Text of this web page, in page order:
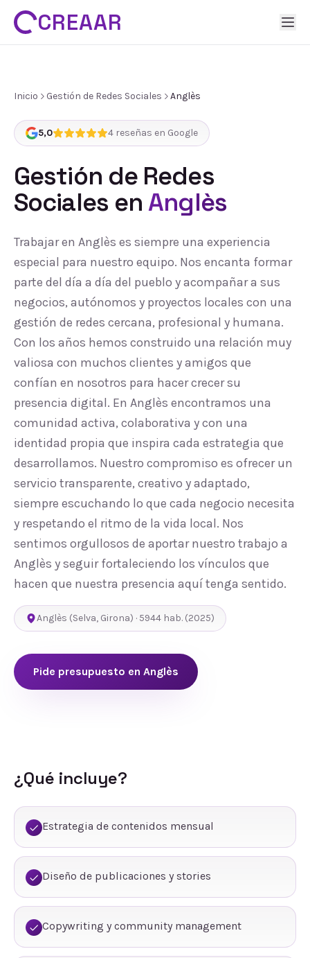
CREAAR
Inicio Gestión de Redes Sociales Anglès
5,0 4 reseñas en Google
Gestión de Redes
Sociales enAnglès
Trabajar en Anglès es siempre una experiencia
especial para nuestro equipo. Nos encanta formar
parte del día a día del pueblo y acompañar a sus
negocios, autónomos y proyectos locales con una
gestión de redes cercana, profesional y humana.
Con los años hemos construido una relación muy
valiosa con muchos clientes y amigos que
confían en nosotros para hacer crecer su
presencia digital. En Anglès encontramos una
comunidad activa, colaborativa y con una
identidad propia que inspira cada estrategia que
desarrollamos. Nuestro compromiso es ofrecer un
servicio transparente, creativo y adaptado,
siempre escuchando lo que cada negocio necesita
y respetando el ritmo de la vida local. Nos
sentimos orgullosos de aportar nuestro trabajo a
Anglès y seguir fortaleciendo los vínculos que
hacen que nuestra presencia aquí tenga sentido.
Anglès (Selva, Girona) · 5944 hab. (2025)
Pide presupuesto en Anglès
¿Qué incluye?
Estrategia de contenidos mensual
Diseño de publicaciones y stories
Copywriting y community management